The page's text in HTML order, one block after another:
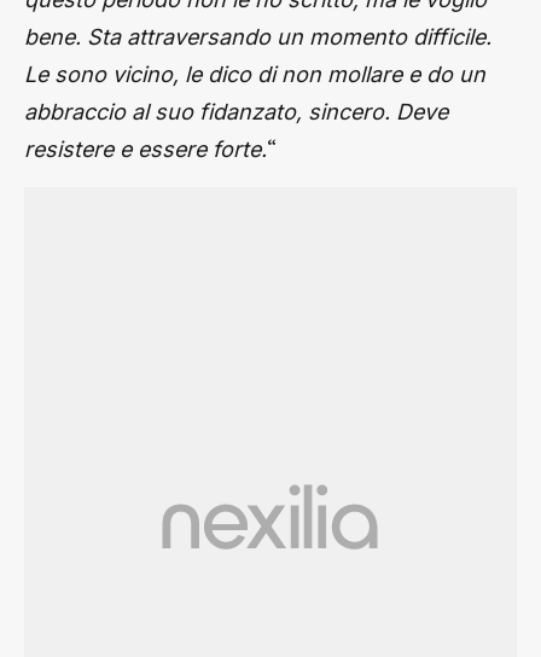
bene. Sta attraversando un momento difficile.
Le sono vicino, le dico di non mollare e do un
abbraccio al suo fidanzato, sincero. Deve
resistere e essere forte.“